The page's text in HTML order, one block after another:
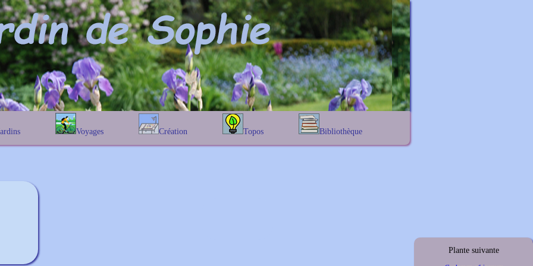
Voyages
En Belgique
Création
Prairies fleuries
Topos
Les chênes
Bibliothèque
Lexique noms propres
Plante suivante